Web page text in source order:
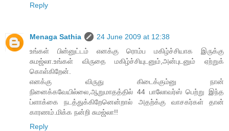
Reply
Menaga Sathia
24 June 2009 at 12:38
உங்கள் பின்னுட்டம் எனக்கு ரொம்ப மகிழ்ச்சியாக இருக்கு
சுமஜ்லா.உங்கள் விருதை மகிழ்ச்சியுடனும்,அன்புடனும் ஏற்றுக்
கொள்கிறேன்.
எனக்கு விருது கிடைக்கும்னு நான்
நினைக்கவேயில்லை,ஆறுமாதத்தில் 44 பாலோவர்ஸ் பெற்று இந்த
ப்ளாக்கை நடத்துக்கிறேனென்றால் அதற்க்கு வாசகர்கள் தான்
காரணம்.மிக்க நன்றி சுமஜ்லா!!
Reply